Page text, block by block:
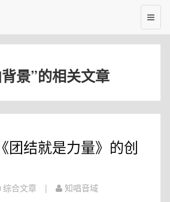
景”的相关文章
团结就是力量》的创
综合文章 | 知唱音域